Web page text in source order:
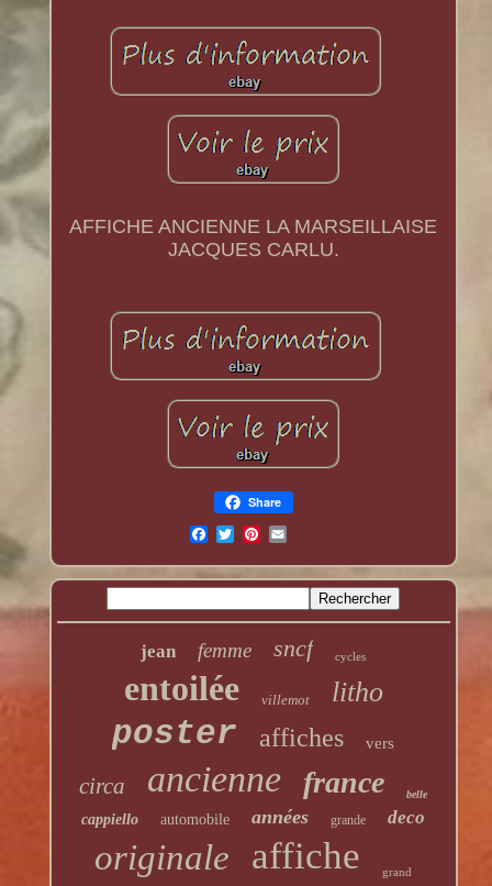
AFFICHE ANCIENNE LA MARSEILLAISE
JACQUES CARLU.
Share
jean femme sncf cycles
entoilée villemot litho
poster affiches vers
circa ancienne france belle
cappiello automobile années grande deco
originale affiche grand